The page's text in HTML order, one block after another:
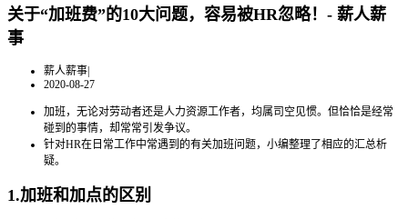
关于“加班费”的10大问题，容易被HR忽略！- 薪人薪
事
薪人薪事|
2020-08-27
加班，无论对劳动者还是人力资源工作者，均属司空见惯。但恰恰是经常
碰到的事情，却常常引发争议。
针对HR在日常工作中常遇到的有关加班问题，小编整理了相应的汇总析
疑。
1.加班和加点的区别